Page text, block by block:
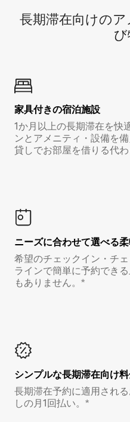
長期滞在向け⁠の
家具付き⁠の宿⁠泊⁠施⁠設
1か月以上の長期滞在を快
ンとアメニティ・設備を
貸しでお部屋を借りる代わ
ニーズに合わせて選べる
希望のチェックイン・チ
ラインで簡単に予約でき
もありません。*
シンプルな長期滞在向け
長期滞在予約に適用され
しの月1回払い。*